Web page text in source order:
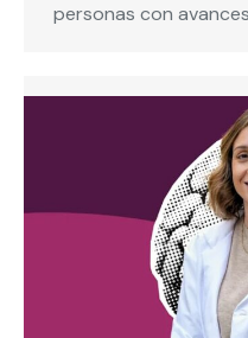
personas con